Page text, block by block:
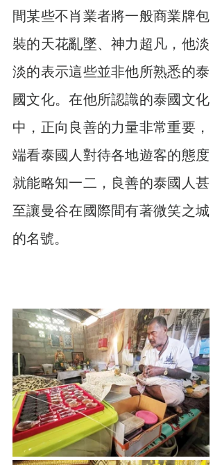
間某些不肖業者將一般商業牌包
裝的天花亂墜、神力超凡，他淡
淡的表示這些並非他所熟悉的泰
國文化。在他所認識的泰國文化
中，正向良善的力量非常重要，
端看泰國人對待各地遊客的態度
就能略知一二，良善的泰國人甚
至讓曼谷在國際間有著微笑之城
的名號。